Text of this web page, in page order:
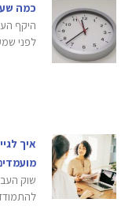
כמה
היקף
לפני
איך
שוק